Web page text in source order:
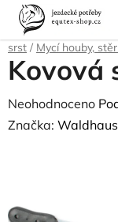
Přejít
obsah
Domů
Pro koně
srst / Mycí houby,
Kovová
Průměrné
hodnocení
z
Neohodnoceno
Značka: